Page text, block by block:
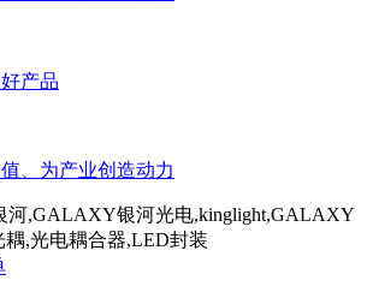
产品
、为产业创造动力